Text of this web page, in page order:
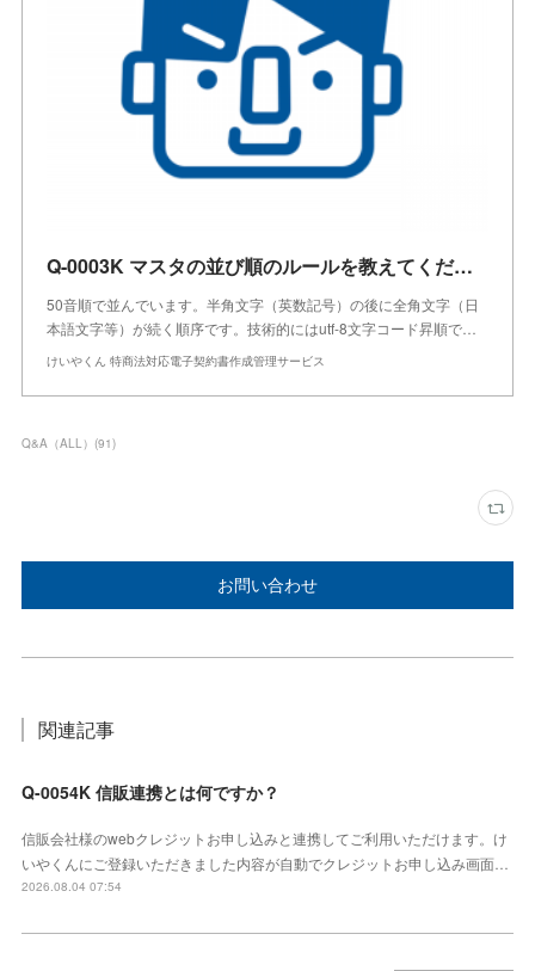
Q-0003K マスタの並び順のルールを教えてください。
50音順で並んでいます。半角文字（英数記号）の後に全角文字（日
本語文字等）が続く順序です。技術的にはutf-8文字コード昇順で…
けいやくん 特商法対応電子契約書作成管理サービス
Q&A（ALL） (91)
お問い合わせ
関連記事
Q-0054K 信販連携とは何ですか？
信販会社様のwebクレジットお申し込みと連携してご利用いただけます。け
いやくんにご登録いただきました内容が自動でクレジットお申し込み画面…
2026.08.04 07:54